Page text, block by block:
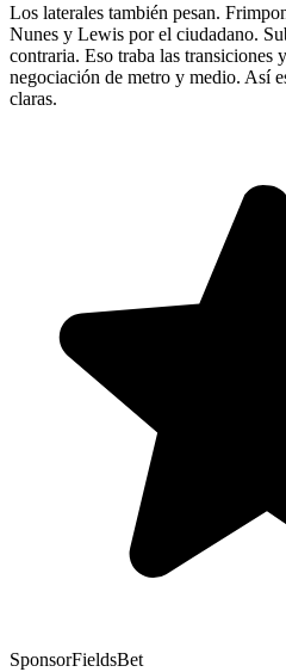
Los laterales también pesan.
Nunes y Lewis por el ciudadano.
contraria. Eso traba las transiciones
negociación de metro y medio. Así
claras.
SponsorFieldsBet